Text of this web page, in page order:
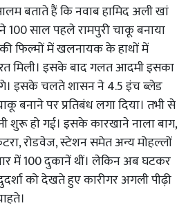
बताते हैं कि नवाब हामिद अली खां
साल पहले रामपुरी चाकू बनाया
फिल्मों में खलनायक के हाथों में
मिली। इसके बाद गलत आदमी इसका
इसके चलते शासन ने 4.5 इंच ब्लेड
बनाने पर प्रतिबंध लगा दिया। तभी से
शुरू हो गई। इसके कारखाने नाला बाग,
रोडवेज, स्टेशन समेत अन्य मोहल्लों
में 100 दुकानें थीं। लेकिन अब घटकर
को देखते हुए कारीगर अगली पीढ़ी